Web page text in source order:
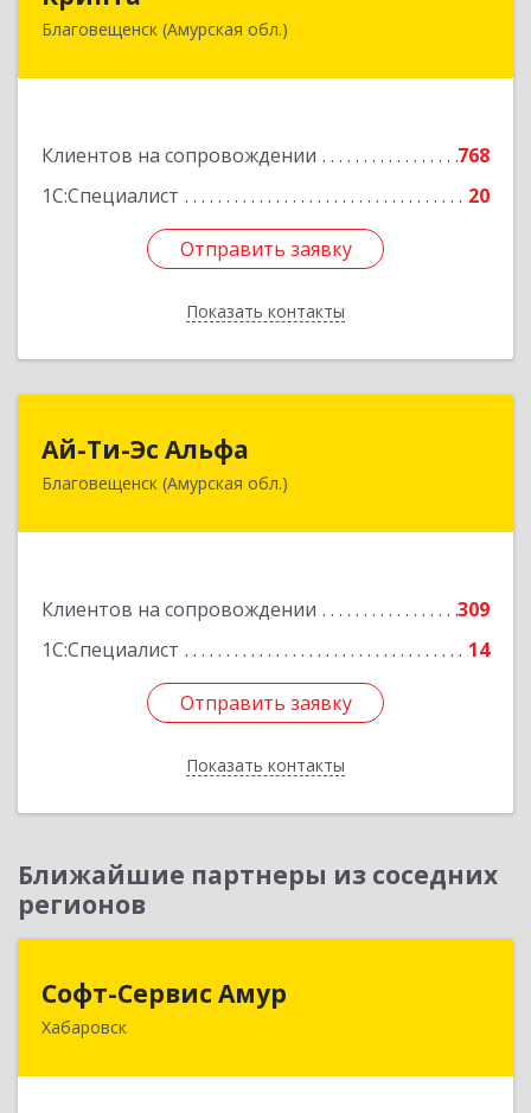
Благовещенск (Амурская обл.)
Клиентов на сопровождении
768
1С:Специалист
20
Отправить заявку
Показать контакты
675000, Амурская обл, Благовещенск г,
Отправить заявку
Назад
Ай-Ти-Эс Альфа
Благовещенск (Амурская обл.)
Клиентов на сопровождении
309
1С:Специалист
14
Отправить заявку
Показать контакты
675000, Амурская обл, Благовещенск г, Зейская
Отправить заявку
Назад
Ближайшие партнеры из соседних
регионов
Софт-Сервис Амур
Хабаровск680000, Хабаровский край, Хабаровск г,